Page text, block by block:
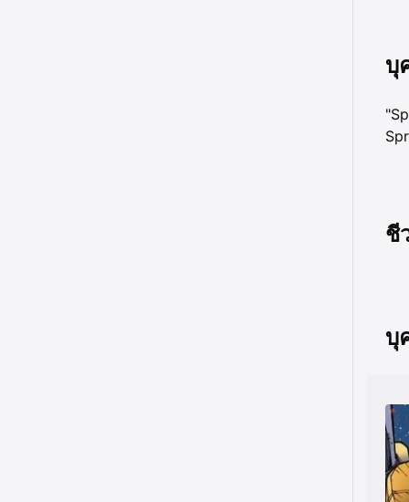
บุ
ชี
บุ